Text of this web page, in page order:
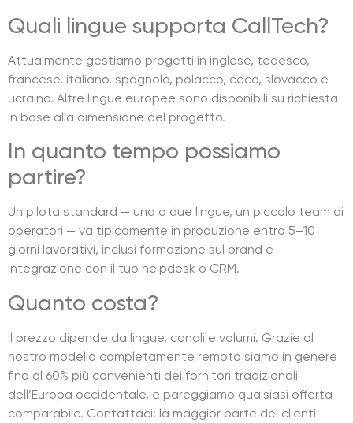
Quali lingue supporta CallTech?
Attualmente gestiamo progetti in inglese, tedesco,
francese, italiano, spagnolo, polacco, ceco, slovacco e
ucraino. Altre lingue europee sono disponibili su richiesta
in base alla dimensione del progetto.
In quanto tempo possiamo
partire?
Un pilota standard — una o due lingue, un piccolo team di
operatori — va tipicamente in produzione entro 5–10
giorni lavorativi, inclusi formazione sul brand e
integrazione con il tuo helpdesk o CRM.
Quanto costa?
Il prezzo dipende da lingue, canali e volumi. Grazie al
nostro modello completamente remoto siamo in genere
fino al 60% più convenienti dei fornitori tradizionali
dell’Europa occidentale, e pareggiamo qualsiasi offerta
comparabile. Contattaci: la maggior parte dei clienti